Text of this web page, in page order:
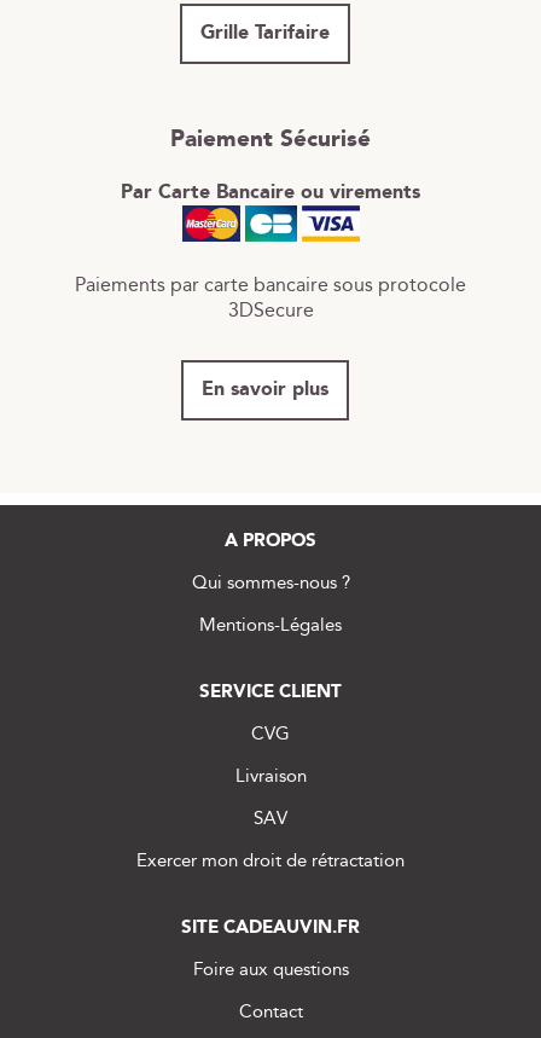
Grille Tarifaire
Paiement Sécurisé
Par Carte Bancaire ou virements
Paiements par carte bancaire sous protocole
3DSecure
En savoir plus
A PROPOS
Qui sommes-nous ?
Mentions-Légales
SERVICE CLIENT
CVG
Livraison
SAV
Exercer mon droit de rétractation
SITE CADEAUVIN.FR
Foire aux questions
Contact